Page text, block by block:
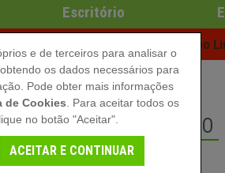
Escritório
Descontos Exclusivos por Tempo
SALDOS DE VERÃO
e de terceiros para analisar o
os dados necessários para
Pode obter mais informações
de Cookies . Para aceitar todos os
no botão "Aceitar".
ACEITAR E CONTINUAR